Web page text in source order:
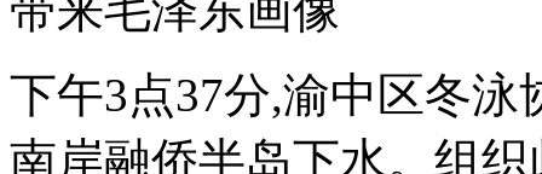
下午3点37分,渝中区冬
南岸融侨半岛下水。组